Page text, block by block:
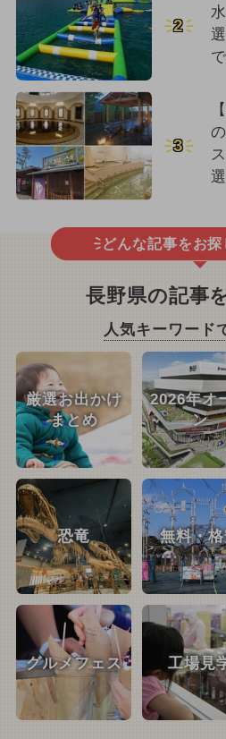
2
3
どんな記事をお探
長野県の記事
人気キーワード
厳選お出かけ
まとめ
2026年オ
ン
恐竜 無料・
グルメフェス 工場見